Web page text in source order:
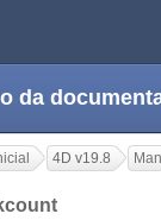
da
4D v19.8